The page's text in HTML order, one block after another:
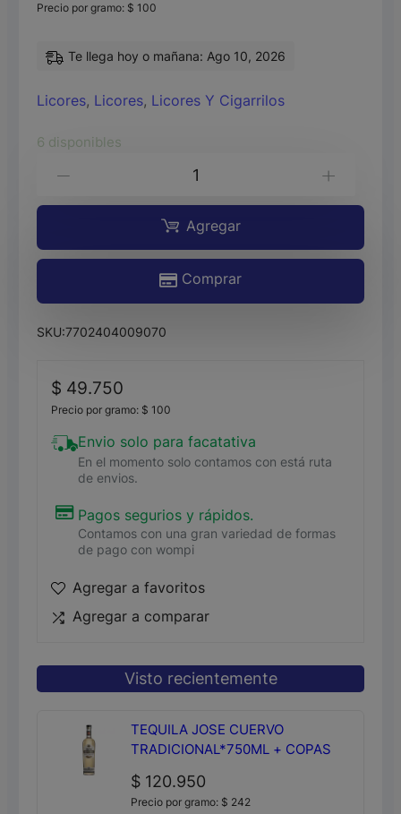
Precio por gramo: $ 100
Te llega hoy o mañana: Ago 10, 2026
Licores, Licores, Licores Y Cigarrilos
6 disponibles
DORADO*750ML
cantidad
Agregar
Comprar
SKU:7702404009070
$ 49.750
Precio por gramo: $ 100
Envio solo para facatativa
En el momento solo contamos con está ruta
de envios.
Pagos segurios y rápidos.
Contamos con una gran variedad de formas
de pago con wompi
Agregar a favoritos
Agregar a comparar
Visto recientemente
TEQUILA JOSE CUERVO
TRADICIONAL*750ML + COPAS
$ 120.950
Precio por gramo: $ 242